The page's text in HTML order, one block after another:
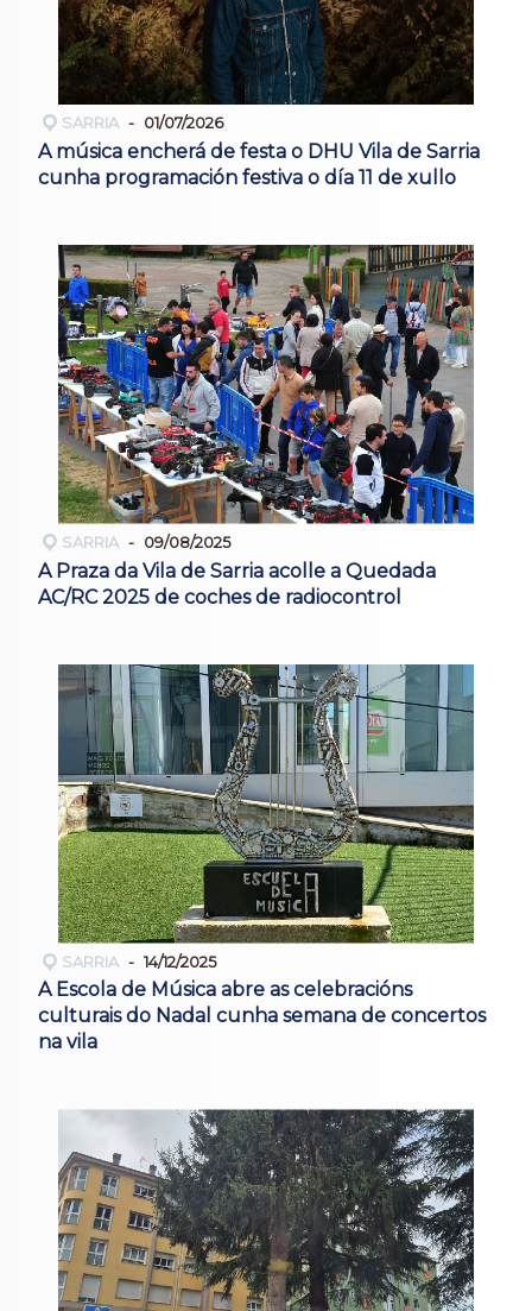
SARRIA 01/07/2026
A música encherá de festa o DHU Vila de Sarria
cunha programación festiva o día 11 de xullo
SARRIA 09/08/2025
A Praza da Vila de Sarria acolle a Quedada
AC/RC 2025 de coches de radiocontrol
SARRIA 14/12/2025
A Escola de Música abre as celebracións
culturais do Nadal cunha semana de concertos
na vila